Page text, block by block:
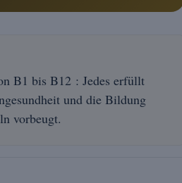
B1 bis B12 : Jedes erfüllt
und die Bildung
vorbeugt.